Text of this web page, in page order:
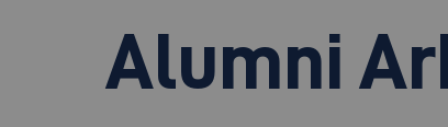
Alumni